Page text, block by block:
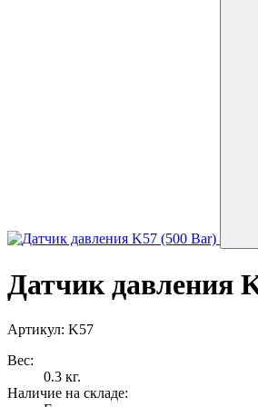
Датчик давления
Артикул: K57
Вес:
0.3 кг.
Наличие на складе: